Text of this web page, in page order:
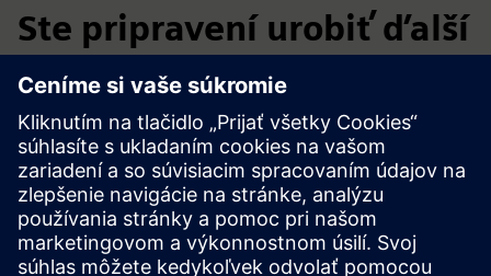
Ste pripravení urobiť ďalší
krok?
Odošlite svoju žiadosť prostredníctvom nižšie uvedeného
formulára a náš tím vás bude kontaktovať, aby sa s vami
všetko dohodne.